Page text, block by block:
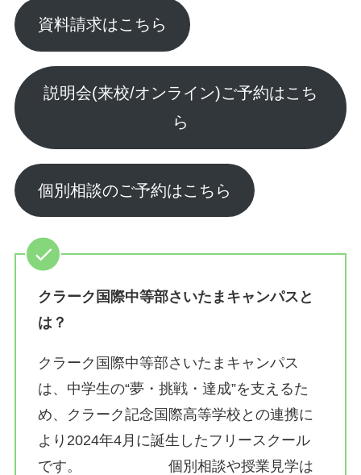
資料請求はこちら
説明会(来校/オンライン)ご予約はこち
ら
個別相談のご予約はこちら
クラーク国際中等部さいたまキャンパスと
は？
クラーク国際中等部さいたまキャンパス
は、中学生の“夢・挑戦・達成”を支えるた
め、クラーク記念国際高等学校との連携に
より2024年4月に誕生したフリースクール
です。 個別相談や授業見学は